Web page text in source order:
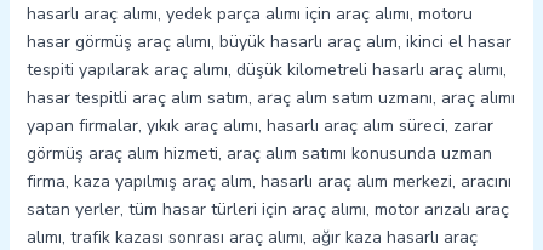
hasarlı araç alımı, yedek parça alımı için araç alımı, motoru
hasar görmüş araç alımı, büyük hasarlı araç alım, ikinci el hasar
tespiti yapılarak araç alımı, düşük kilometreli hasarlı araç alımı,
hasar tespitli araç alım satım, araç alım satım uzmanı, araç alımı
yapan firmalar, yıkık araç alımı, hasarlı araç alım süreci, zarar
görmüş araç alım hizmeti, araç alım satımı konusunda uzman
firma, kaza yapılmış araç alım, hasarlı araç alım merkezi, aracını
satan yerler, tüm hasar türleri için araç alımı, motor arızalı araç
alımı, trafik kazası sonrası araç alımı, ağır kaza hasarlı araç